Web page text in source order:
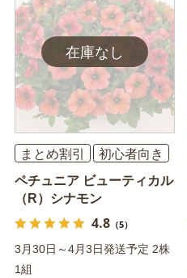
まとめ割引
初心者向き
ペチュニア ビューティカル
（R）シナモン
4.8（5）
3月30日～4月3日発送予定 2株
1組